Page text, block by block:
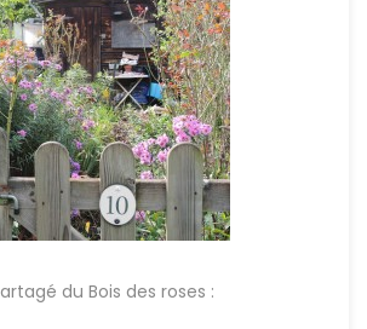
du Bois des roses :